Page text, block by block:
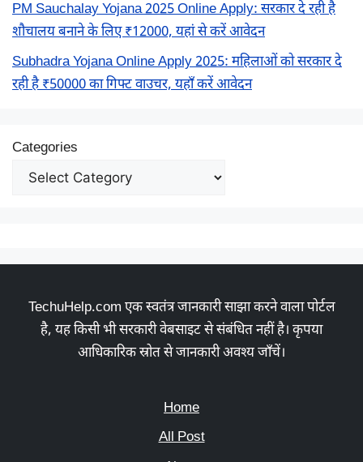
PM Sauchalay Yojana 2025 Online Apply: सरकार दे रही है
शौचालय बनाने के लिए ₹12000, यहां से करें आवेदन
Subhadra Yojana Online Apply 2025: महिलाओं को सरकार दे
रही है ₹50000 का गिफ्ट वाउचर, यहाँ करें आवेदन
Categories
TechuHelp.com एक स्वतंत्र जानकारी साझा करने वाला पोर्टल
है, यह किसी भी सरकारी वेबसाइट से संबंधित नहीं है। कृपया
आधिकारिक स्रोत से जानकारी अवश्य जाँचें।
Home
All Post